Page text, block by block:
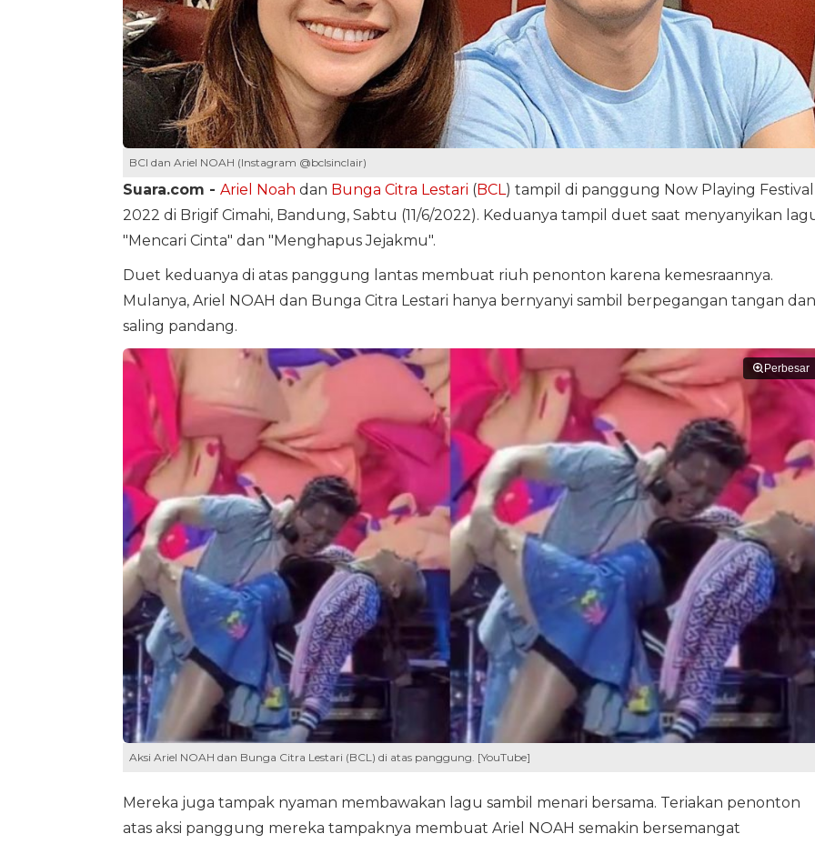
BCl dan Ariel NOAH (Instagram @bclsinclair)
Suara.com - Ariel Noah dan Bunga Citra Lestari (BCL ) tampil di panggung Now Playing Festival
2022 di Brigif Cimahi, Bandung, Sabtu (11/6/2022). Keduanya tampil duet saat menyanyikan
"Mencari Cinta" dan "Menghapus Jejakmu".
Duet keduanya di atas panggung lantas membuat riuh penonton karena kemesraannya.
Mulanya, Ariel NOAH dan Bunga Citra Lestari hanya bernyanyi sambil berpegangan tangan dan
saling pandang.
Perbesar
Aksi Ariel NOAH dan Bunga Citra Lestari (BCL) di atas panggung. [YouTube]
Mereka juga tampak nyaman membawakan lagu sambil menari bersama. Teriakan penonton
atas aksi panggung mereka tampaknya membuat Ariel NOAH semakin bersemangat